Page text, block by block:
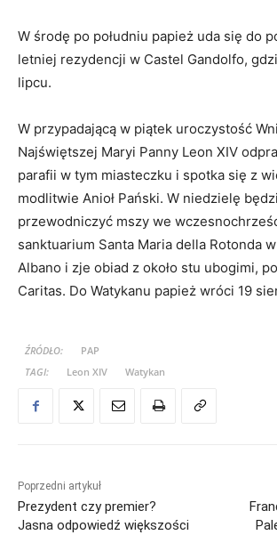
W środę po południu papież uda się do
letniej rezydencji w Castel Gandolfo,
lipcu.
W przypadającą w piątek uroczystość
Najświętszej Maryi Panny Leon XIV
parafii w tym miasteczku i spotka się z
modlitwie Anioł Pański. W niedzielę
przewodniczyć mszy we
sanktuarium Santa Maria della Rotonda
Albano i zje obiad z około stu ubogimi,
Caritas. Do Watykanu papież wróci 19
ŹRÓDŁO:
PAP
TAGI:
Leon XIV Watykan
Poprzedni artykuł
Prezydent czy premier?
Jasna odpowiedź większości